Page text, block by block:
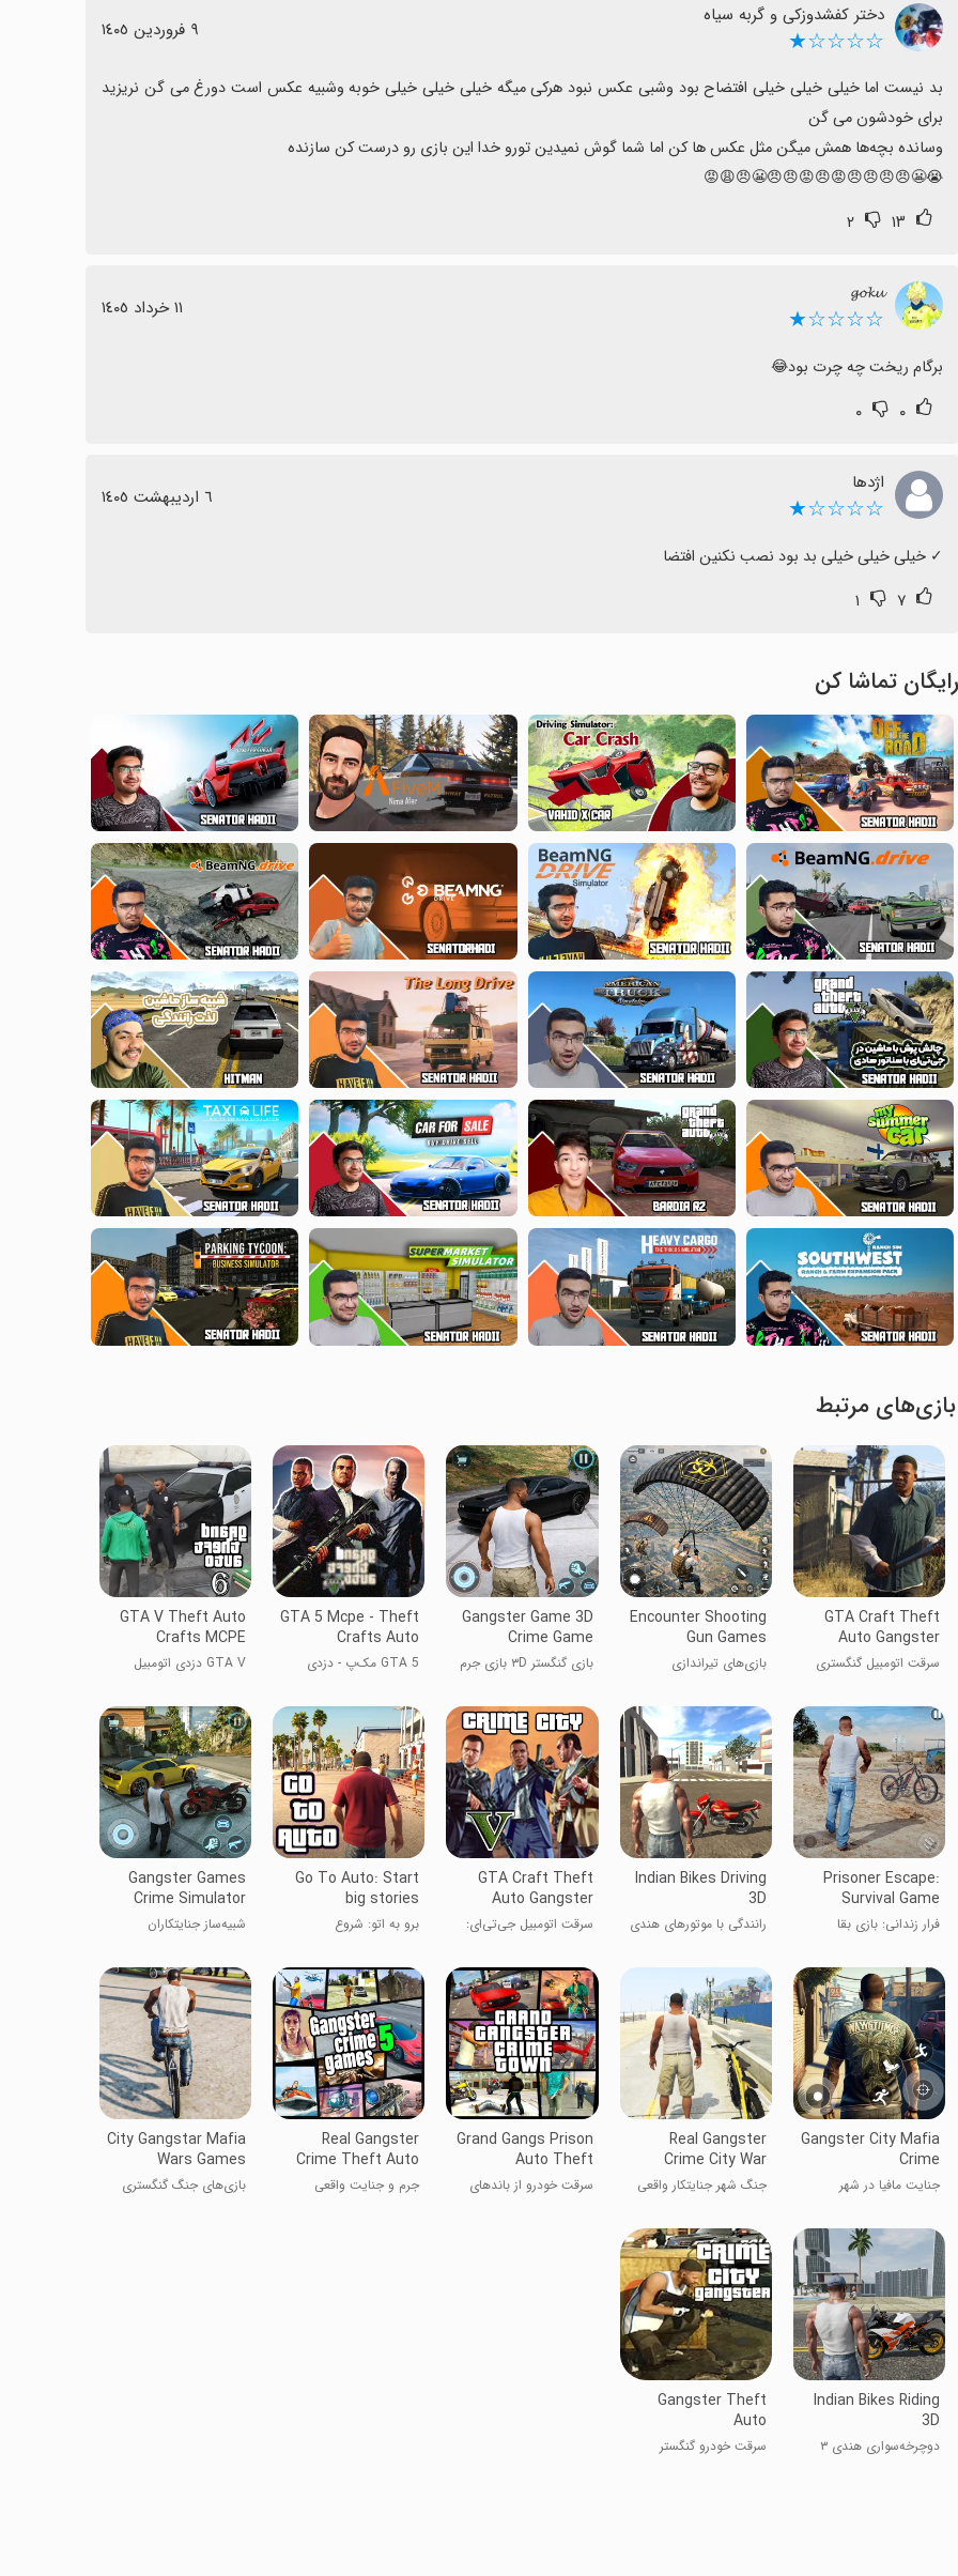
دختر کفشدوزکی و گربه سیاه
☆☆☆☆★ ٩ فروردین ١٤٠٥
😭😬😠😠😠😠😡😠😡😠😠😬😠😩😡
۱۳ ۲
𝓰𝓸𝓴𝓾
☆☆☆☆★ ١١ خرداد ١٤٠٥
برگام ریخت چه چرت بود😂
۰ ۰
اژدها
☆☆☆☆★ ٦ اردیبهشت ١٤٠٥
‏✓ خیلی خیلی خیلی بد بود نصب نکنین افتضا
۷ ۱
رایگان تماشا کن
بازی‌های مرتبط
GTA Craft Theft
Auto Gangster
سرقت اتومبیل گنگستری
Encounter Shooting
Gun Games
بازی‌های تیراندازی
Gangster Game 3D
Crime Game
بازی گنگستر ۳D بازی جرم
GTA 5 Mcpe - Theft
Crafts Auto
GTA 5 مک‌پ - دزدی
GTA V Theft Auto
Crafts MCPE
GTA V دزدی اتومبیل
Prisoner Escape:
Survival Game
فرار زندانی: بازی بقا
Indian Bikes Driving
3D
رانندگی با موتورهای هندی
GTA Craft Theft
Auto Gangster
سرقت اتومبیل جی‌تی‌ای:
Go To Auto: Start
big stories
برو به اتو: شروع
Gangster Games
Crime Simulator
شبیه‌ساز جنایتکاران
Gangster City Mafia
Crime
جنایت مافیا در شهر
Real Gangster
Crime City War
جنگ شهر جنایتکار واقعی
Grand Gangs Prison
Auto Theft
سرقت خودرو از باندهای
Real Gangster
Crime Theft Auto
جرم و جنایت واقعی
City Gangstar Mafia
Wars Games
بازی‌های جنگ گنگستری
Indian Bikes Riding
3D
دوچرخه‌سواری هندی ۳
Gangster Theft
Auto
سرقت خودرو گنگستر